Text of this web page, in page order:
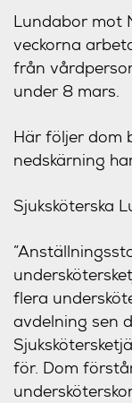
Lundabor mot
veckorna
från
under 8 mars.
Här följer dom
nedskärning
Sjuksköterska
flera
avdelning sen
för. Dom